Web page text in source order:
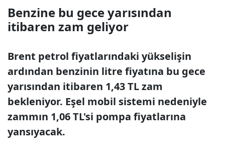
Benzine bu gece yarısından
itibaren zam geliyor
Brent petrol fiyatlarındaki yükselişin
ardından benzinin litre fiyatına bu gece
yarısından itibaren 1,43 TL zam
bekleniyor. Eşel mobil sistemi nedeniyle
zammın 1,06 TL'si pompa fiyatlarına
yansıyacak.